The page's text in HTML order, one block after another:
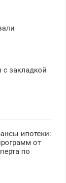
закладкой
ипотеки:
от
по